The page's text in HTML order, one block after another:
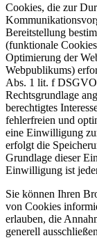
Cookies, die zur
Bereitstellung
(funktionale
Optimierung der
Webpublikums)
Abs. 1 lit. f DSGVO
Rechtsgrundlage
berechtigtes
fehlerfreien und
eine Einwilligung
erfolgt die
Grundlage dieser
Einwilligung ist
Sie können Ihren
von Cookies
erlauben, die
generell